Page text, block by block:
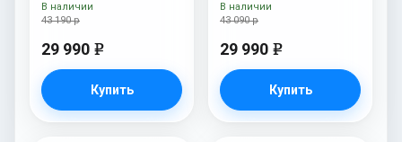
43 190 р
29 990 e
Купить
В наличии
43 090 р
29 990 e
Купить
В наличии